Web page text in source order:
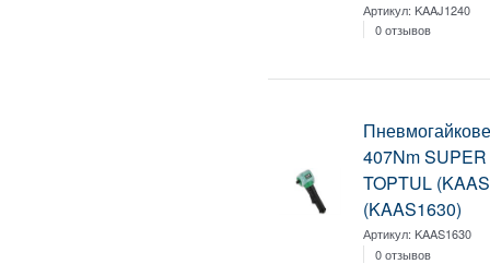
Артикул:KAAJ1240
0 отзывов
407Nm
TOPTUL
(KAAS1630)
Артикул:KAAS1630
0 отзывов